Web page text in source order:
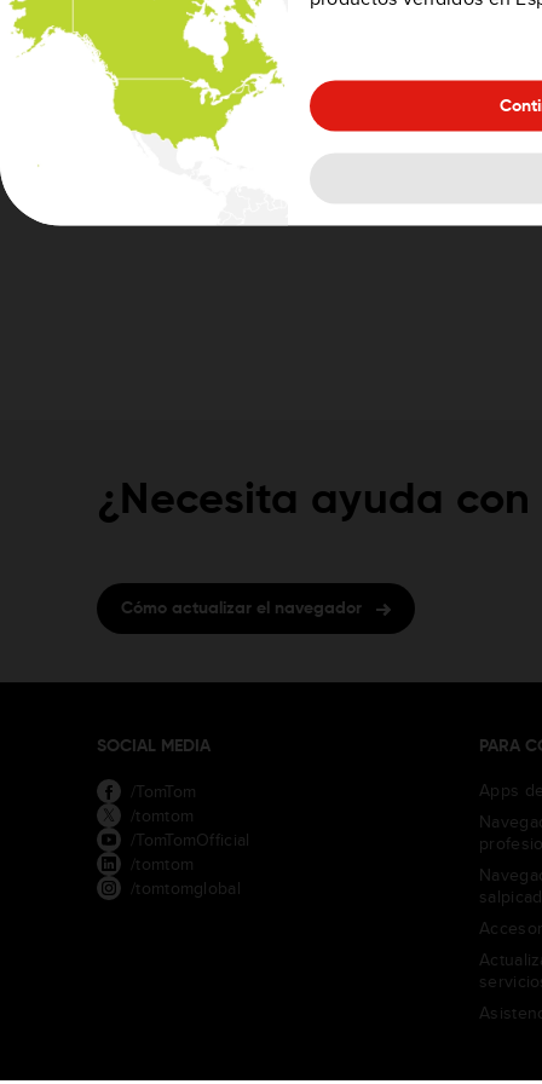
¿Necesita ayuda
Cómo actualizar el navegador
SOCIAL MEDIA
/TomTom
/tomtom
/TomTomOfficial
/tomtom
/tomtomglobal
PARA
Apps